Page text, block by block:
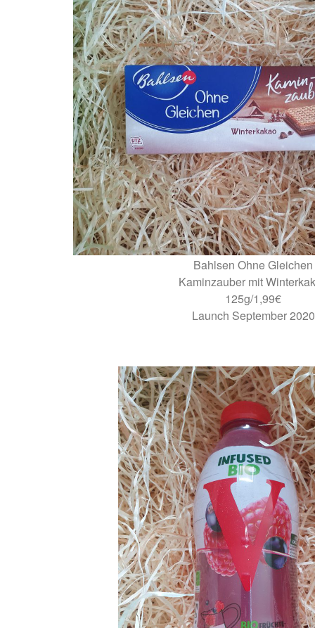
Bahlsen Ohne Gleichen
Kaminzauber mit
125g/1,99€
Launch September 2020